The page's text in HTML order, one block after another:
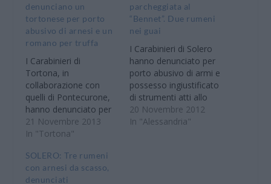
denunciano un
tortonese per porto
abusivo di arnesi e un
romano per truffa
I Carabinieri di
Tortona, in
collaborazione con
quelli di Pontecurone,
hanno denunciato per
possesso di arnesi atti
allo scasso un 39enne
polizia domiciliato in
Tortona. L’uomo,
fermato per un
21 Novembre 2013
In "Tortona"
parcheggiata al
“Bennet”. Due rumeni
nei guai
I Carabinieri di Solero
hanno denunciato per
porto abusivo di armi e
possesso ingiustificato
di strumenti atti allo
scasso, due cittadini
romeni di 43 e 40anni
20 Novembre 2012
In "Alessandria"
SOLERO: Tre rumeni
con arnesi da scasso,
denunciati